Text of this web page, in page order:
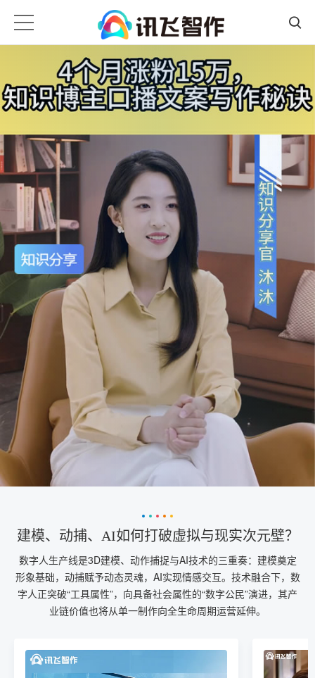
建模、动捕、AI如何打破虚拟与现实次元壁？
数字人生产线是3D建模、动作捕捉与AI技术的三重奏：建模奠定
形象基础，动捕赋予动态灵魂，AI实现情感交互。技术融合下，数
字人正突破“工具属性”，向具备社会属性的“数字公民”演进，其产
业链价值也将从单一制作向全生命周期运营延伸。